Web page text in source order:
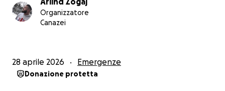
Organizzatore
Canazei
28 aprile 2026 Emergenze
Donazione protetta